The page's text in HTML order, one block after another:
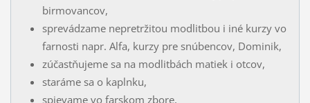
birmovancov,
sprevádzame nepretržitou modlitbou i iné kurzy vo
farnosti napr. Alfa, kurzy pre snúbencov, Dominik,
zúčastňujeme sa na modlitbách matiek i otcov,
staráme sa o kaplnku,
spievame vo farskom zbore,